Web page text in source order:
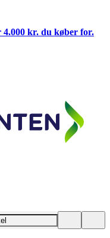
kr. du køber for.